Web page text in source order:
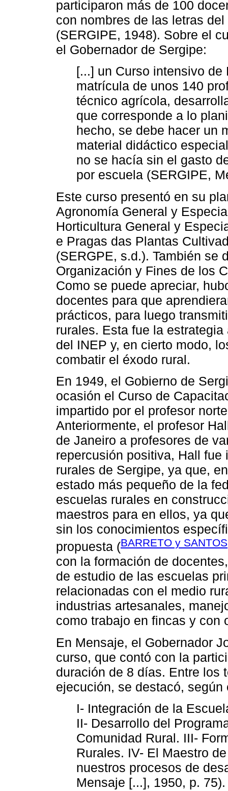
participaron más de 100
con nombres de las letras
(SERGIPE, 1948). Sobre el
el Gobernador de Sergipe:
[...] un Curso intensivo
matrícula de unos 140
técnico agrícola,
que corresponde a lo
hecho, se debe hacer un
material didáctico
no se hacía sin el gasto
por escuela (SERGIPE,
Este curso presentó en su
Agronomía General y
Horticultura General y
e Pragas das Plantas
(SERGPE, s.d.). También se
Organización y Fines de los
Como se puede apreciar,
docentes para que
prácticos, para luego
rurales. Esta fue la
del INEP y, en cierto modo,
combatir el éxodo rural.
En 1949, el Gobierno de
ocasión el Curso de
impartido por el profesor
Anteriormente, el profesor
de Janeiro a profesores de
repercusión positiva, Hall
rurales de Sergipe, ya que,
estado más pequeño de la
escuelas rurales en
maestros para en ellos, ya
sin los conocimientos
propuesta (BARRETO y
con la formación de
de estudio de las escuelas
relacionadas con el medio
industrias artesanales,
como trabajo en fincas y con
En Mensaje, el Gobernador
curso, que contó con la
duración de 8 días. Entre los
ejecución, se destacó, según
I- Integración de la
II- Desarrollo del
Comunidad Rural. III-
Rurales. IV- El Maestro
nuestros procesos de
Mensaje [...], 1950, p. 75).